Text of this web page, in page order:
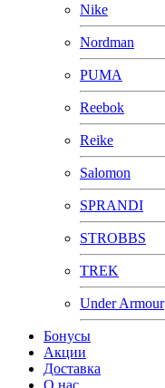
Nike
Nordman
PUMA
Reebok
Reike
Salomon
SPRANDI
STROBBS
TREK
Under Armour
Бонусы
Акции
Доставка
О нас